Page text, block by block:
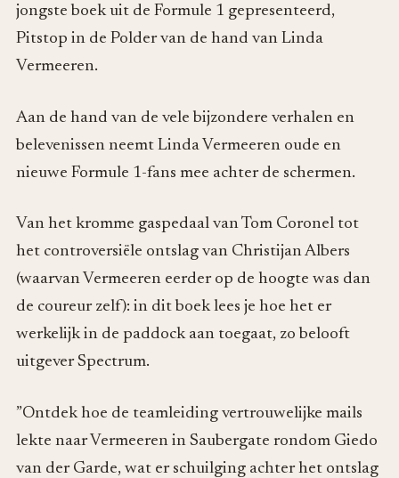
jongste boek uit de Formule 1 gepresenteerd,
Pitstop in de Polder van de hand van Linda
Vermeeren.
Aan de hand van de vele bijzondere verhalen en
belevenissen neemt Linda Vermeeren oude en
nieuwe Formule 1-fans mee achter de schermen.
Van het kromme gaspedaal van Tom Coronel tot
het controversiële ontslag van Christijan Albers
(waarvan Vermeeren eerder op de hoogte was dan
de coureur zelf): in dit boek lees je hoe het er
werkelijk in de paddock aan toegaat, zo belooft
uitgever Spectrum.
”Ontdek hoe de teamleiding vertrouwelijke mails
lekte naar Vermeeren in Saubergate rondom Giedo
van der Garde, wat er schuilging achter het ontslag